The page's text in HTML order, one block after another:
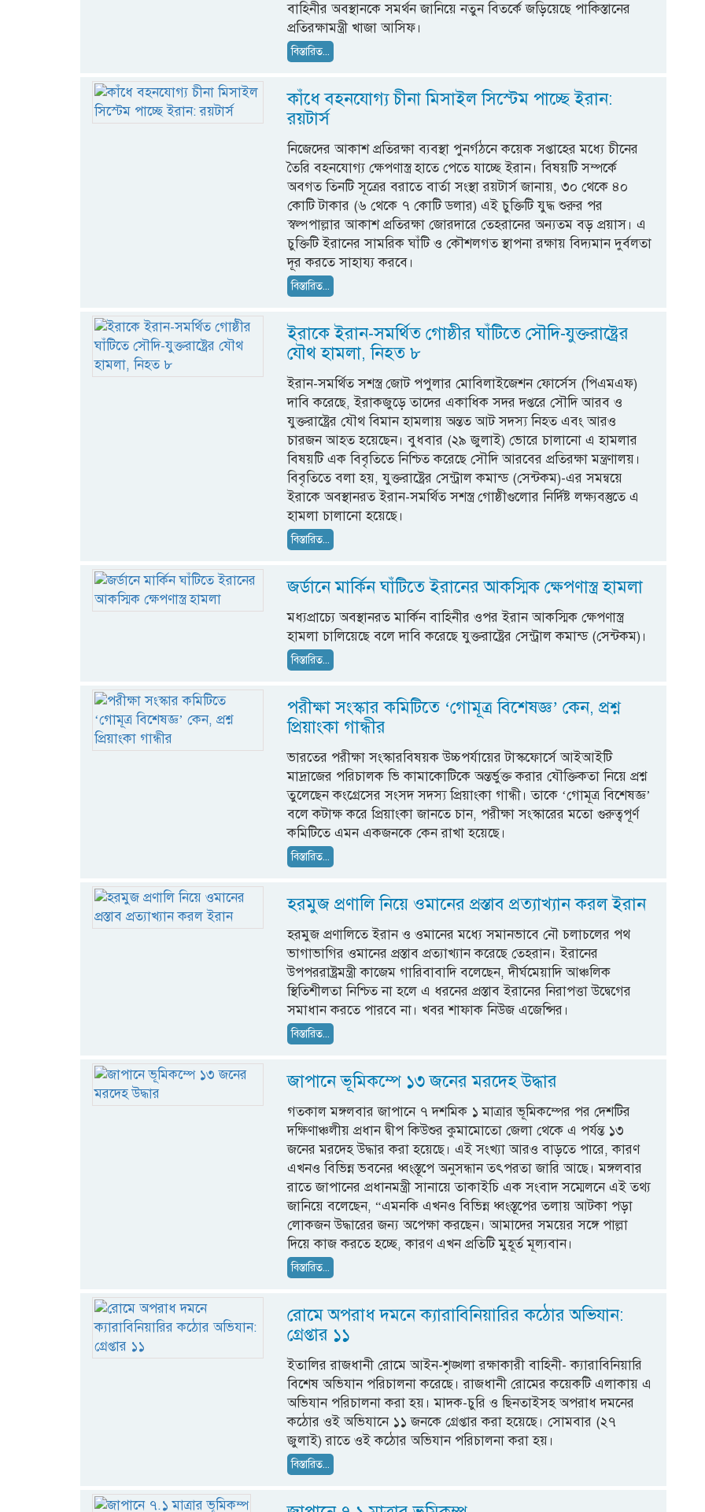
বাহিনীর অবস্থানকে সমর্থন জানিয়ে নতুন বিতর্কে জড়িয়েছে পাকিস্তানের
প্রতিরক্ষামন্ত্রী খাজা আসিফ।
বিস্তারিত...
কাঁধে বহনযোগ্য চীনা মিসাইল সিস্টেম পাচ্ছে ইরান:
রয়টার্স
নিজেদের আকাশ প্রতিরক্ষা ব্যবস্থা পুনর্গঠনে কয়েক সপ্তাহের মধ্যে চীনের
তৈরি বহনযোগ্য ক্ষেপণাস্ত্র হাতে পেতে যাচ্ছে ইরান। বিষয়টি সম্পর্কে
অবগত তিনটি সূত্রের বরাতে বার্তা সংস্থা রয়টার্স জানায়, ৩০ থেকে ৪০
কোটি টাকার (৬ থেকে ৭ কোটি ডলার) এই চুক্তিটি যুদ্ধ শুরুর পর
স্বল্পপাল্লার আকাশ প্রতিরক্ষা জোরদারে তেহরানের অন্যতম বড় প্রয়াস। এ
চুক্তিটি ইরানের সামরিক ঘাঁটি ও কৌশলগত স্থাপনা রক্ষায় বিদ্যমান দুর্বলতা
দূর করতে সাহায্য করবে।
বিস্তারিত...
ইরাকে ইরান-সমর্থিত গোষ্ঠীর ঘাঁটিতে সৌদি-যুক্তরাষ্ট্রের
যৌথ হামলা, নিহত ৮
ইরান-সমর্থিত সশস্ত্র জোট পপুলার মোবিলাইজেশন ফোর্সেস (পিএমএফ)
দাবি করেছে, ইরাকজুড়ে তাদের একাধিক সদর দপ্তরে সৌদি আরব ও
যুক্তরাষ্ট্রের যৌথ বিমান হামলায় অন্তত আট সদস্য নিহত এবং আরও
চারজন আহত হয়েছেন। বুধবার (২৯ জুলাই) ভোরে চালানো এ হামলার
বিষয়টি এক বিবৃতিতে নিশ্চিত করেছে সৌদি আরবের প্রতিরক্ষা মন্ত্রণালয়।
বিবৃতিতে বলা হয়, যুক্তরাষ্ট্রের সেন্ট্রাল কমান্ড (সেন্টকম)-এর সমন্বয়ে
ইরাকে অবস্থানরত ইরান-সমর্থিত সশস্ত্র গোষ্ঠীগুলোর নির্দিষ্ট লক্ষ্যবস্তুতে এ
হামলা চালানো হয়েছে।
বিস্তারিত...
জর্ডানে মার্কিন ঘাঁটিতে ইরানের আকস্মিক ক্ষেপণাস্ত্র হামলা
মধ্যপ্রাচ্যে অবস্থানরত মার্কিন বাহিনীর ওপর ইরান আকস্মিক ক্ষেপণাস্ত্র
হামলা চালিয়েছে বলে দাবি করেছে যুক্তরাষ্ট্রের সেন্ট্রাল কমান্ড (সেন্টকম)।
বিস্তারিত...
পরীক্ষা সংস্কার কমিটিতে ‘গোমূত্র বিশেষজ্ঞ’ কেন, প্রশ্ন
প্রিয়াংকা গান্ধীর
ভারতের পরীক্ষা সংস্কারবিষয়ক উচ্চপর্যায়ের টাস্কফোর্সে আইআইটি
মাদ্রাজের পরিচালক ভি কামাকোটিকে অন্তর্ভুক্ত করার যৌক্তিকতা নিয়ে প্রশ্ন
তুলেছেন কংগ্রেসের সংসদ সদস্য প্রিয়াংকা গান্ধী। তাকে ‘গোমূত্র বিশেষজ্ঞ’
বলে কটাক্ষ করে প্রিয়াংকা জানতে চান, পরীক্ষা সংস্কারের মতো গুরুত্বপূর্ণ
কমিটিতে এমন একজনকে কেন রাখা হয়েছে।
বিস্তারিত...
হরমুজ প্রণালি নিয়ে ওমানের প্রস্তাব প্রত্যাখ্যান করল ইরান
হরমুজ প্রণালিতে ইরান ও ওমানের মধ্যে সমানভাবে নৌ চলাচলের পথ
ভাগাভাগির ওমানের প্রস্তাব প্রত্যাখ্যান করেছে তেহরান। ইরানের
উপপররাষ্ট্রমন্ত্রী কাজেম গারিবাবাদি বলেছেন, দীর্ঘমেয়াদি আঞ্চলিক
স্থিতিশীলতা নিশ্চিত না হলে এ ধরনের প্রস্তাব ইরানের নিরাপত্তা উদ্বেগের
সমাধান করতে পারবে না। খবর শাফাক নিউজ এজেন্সির।
বিস্তারিত...
জাপানে ভূমিকম্পে ১৩ জনের মরদেহ উদ্ধার
গতকাল মঙ্গলবার জাপানে ৭ দশমিক ১ মাত্রার ভূমিকম্পের পর দেশটির
দক্ষিণাঞ্চলীয় প্রধান দ্বীপ কিউশুর কুমামোতো জেলা থেকে এ পর্যন্ত ১৩
জনের মরদেহ উদ্ধার করা হয়েছে। এই সংখ্যা আরও বাড়তে পারে, কারণ
এখনও বিভিন্ন ভবনের ধ্বংস্তূপে অনুসন্ধান তৎপরতা জারি আছে। মঙ্গলবার
রাতে জাপানের প্রধানমন্ত্রী সানায়ে তাকাইচি এক সংবাদ সম্মেলনে এই তথ্য
জানিয়ে বলেছেন, “এমনকি এখনও বিভিন্ন ধ্বংস্তূপের তলায় আটকা পড়া
লোকজন উদ্ধারের জন্য অপেক্ষা করছেন। আমাদের সময়ের সঙ্গে পাল্লা
দিয়ে কাজ করতে হচ্ছে, কারণ এখন প্রতিটি মুহূর্ত মূল্যবান।
বিস্তারিত...
রোমে অপরাধ দমনে ক্যারাবিনিয়ারির কঠোর অভিযান:
গ্রেপ্তার ১১
ইতালির রাজধানী রোমে আইন-শৃঙ্খলা রক্ষাকারী বাহিনী- ক্যারাবিনিয়ারি
বিশেষ অভিযান পরিচালনা করেছে। রাজধানী রোমের কয়েকটি এলাকায় এ
অভিযান পরিচালনা করা হয়। মাদক-চুরি ও ছিনতাইসহ অপরাধ দমনের
কঠোর ওই অভিযানে ১১ জনকে গ্রেপ্তার করা হয়েছে। সোমবার (২৭
জুলাই) রাতে ওই কঠোর অভিযান পরিচালনা করা হয়।
বিস্তারিত...